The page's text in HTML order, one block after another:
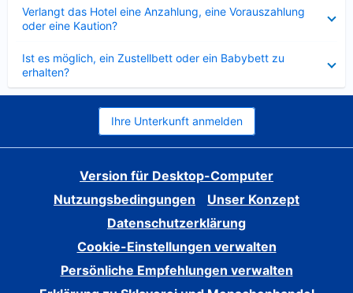
Verlangt das Hotel eine Anzahlung, eine Vorauszahlung
oder eine Kaution?
Ist es möglich, ein Zustellbett oder ein Babybett zu
erhalten?
Ihre Unterkunft anmelden
Version für Desktop-Computer
Nutzungsbedingungen
Unser Konzept
Datenschutzerklärung
Cookie-Einstellungen verwalten
Persönliche Empfehlungen verwalten